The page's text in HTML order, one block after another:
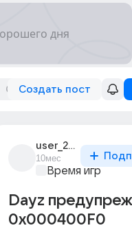
Создать пост
user_282494973
10мес
Время игр
Dayz
0x000400F0